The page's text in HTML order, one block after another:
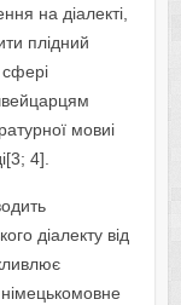
на діалекті,
плідний
мовиі
4].
діалекту від